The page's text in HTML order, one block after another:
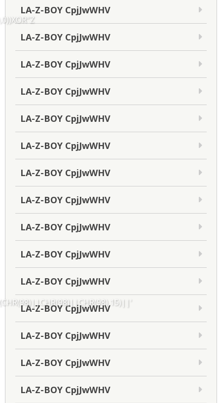
LA-Z-BOY CpjJwWHV
LA-Z-BOY CpjJwWHV
LA-Z-BOY CpjJwWHV
LA-Z-BOY CpjJwWHV
LA-Z-BOY CpjJwWHV
LA-Z-BOY CpjJwWHV
LA-Z-BOY CpjJwWHV
LA-Z-BOY CpjJwWHV
LA-Z-BOY CpjJwWHV
LA-Z-BOY CpjJwWHV
LA-Z-BOY CpjJwWHV
LA-Z-BOY CpjJwWHV
LA-Z-BOY CpjJwWHV
LA-Z-BOY CpjJwWHV
LA-Z-BOY CpjJwWHV